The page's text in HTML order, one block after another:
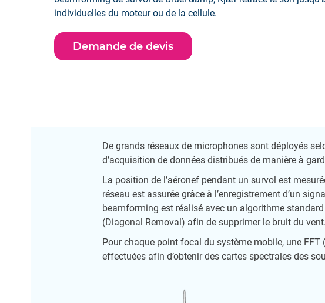
individuelles du moteur ou de la cellule.
Demande de devis
De grands réseaux de microphones sont déployés
d’acquisition de données distribués de manière à
La position de l’aéronef pendant un survol est
réseau est assurée grâce à l’enregistrement d’un
beamforming est réalisé avec un algorithme
(Diagonal Removal) afin de supprimer le bruit du
Pour chaque point focal du système mobile, une
effectuées afin d’obtenir des cartes spectrales des